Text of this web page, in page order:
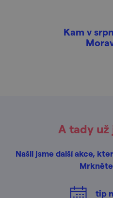
Kam v
A tady už
Našli jsme další akce,
tip